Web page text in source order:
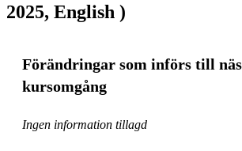
2025, English )
Förändringar som införs till
kursomgång
Ingen information tillagd